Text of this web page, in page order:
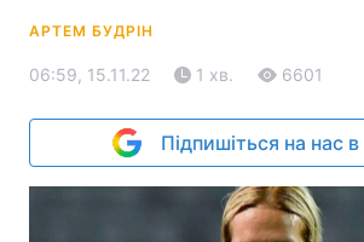
АРТЕМ БУДРІН
06:59, 15.11.22 1 хв. 6601
Підпишіться на нас